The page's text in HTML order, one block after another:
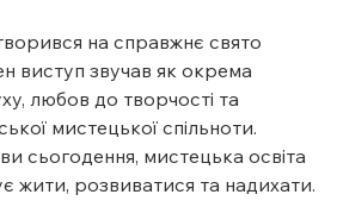
на справжнє свято
виступ звучав як окрема
любов до творчості та
мистецької спільноти.
сьогодення, мистецька освіта
жити, розвиватися та надихати.